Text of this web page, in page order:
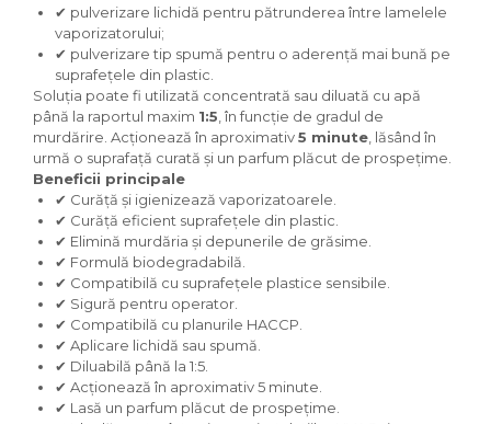
✔ pulverizare lichidă pentru pătrunderea între lamelele
vaporizatorului;
✔ pulverizare tip spumă pentru o aderență mai bună pe
suprafețele din plastic.
Soluția poate fi utilizată concentrată sau diluată cu apă
până la raportul maxim 1:5 , în funcție de gradul de
murdărire. Acționează în aproximativ5 minute , lăsând în
urmă o suprafață curată și un parfum plăcut de prospețime.
Beneficii principale
✔ Curăță și igienizează vaporizatoarele.
✔ Curăță eficient suprafețele din plastic.
✔ Elimină murdăria și depunerile de grăsime.
✔ Formulă biodegradabilă.
✔ Compatibilă cu suprafețele plastice sensibile.
✔ Sigură pentru operator.
✔ Compatibilă cu planurile HACCP.
✔ Aplicare lichidă sau spumă.
✔ Diluabilă până la 1:5.
✔ Acționează în aproximativ 5 minute.
✔ Lasă un parfum plăcut de prospețime.